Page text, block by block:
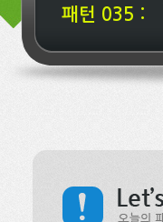
패턴 035 :